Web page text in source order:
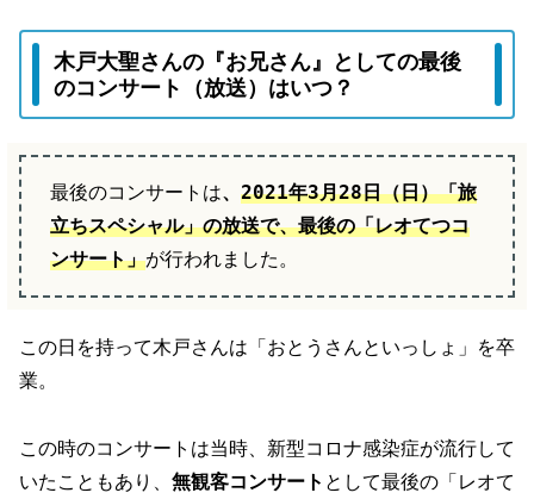
木戸大聖さんの『お兄さん』としての最後
のコンサート（放送）はいつ？
最後のコンサートは、 2021年3月28日（日）「旅
立ちスペシャル」の放送で、最後の「レオてつコ
ンサート」が行われました。
この日を持って木戸さんは「おとうさんといっしょ」を卒
業。
この時のコンサートは当時、新型コロナ感染症が流行して
いたこともあり、 無観客コンサート として最後の「レオて